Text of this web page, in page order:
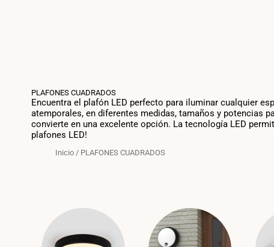
PLAFONES CUADRADOS
Encuentra el plafón LED perfecto para iluminar cualquier
atemporales, en diferentes medidas, tamaños y potencias
convierte en una excelente opción. La tecnología LED
plafones LED!
Inicio / PLAFONES CUADRADOS